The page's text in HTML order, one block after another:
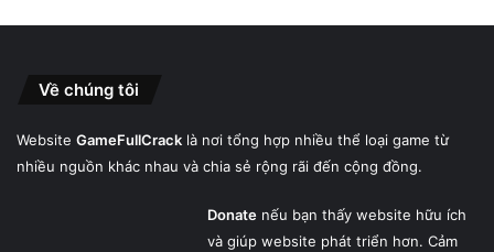
Về chúng tôi
Website GameFullCrack là nơi tổng hợp nhiều thể loại game từ
nhiều nguồn khác nhau và chia sẻ rộng rãi đến cộng đồng.
Donatenếu bạn thấy website hữu ích
và giúp website phát triển hơn. Cảm